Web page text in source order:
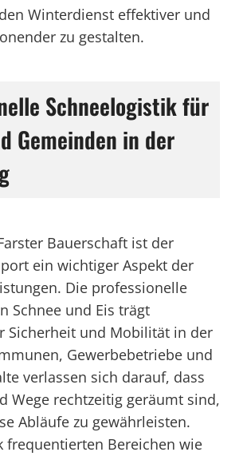
Winterdienst effektiver und
zu gestalten.
Schneelogistik für
Gemeinden in der
Bauerschaft ist der
ein wichtiger Aspekt der
Die professionelle
Schnee und Eis trägt
Sicherheit und Mobilität in der
Gewerbebetriebe und
verlassen sich darauf, dass
Wege rechtzeitig geräumt sind,
Abläufe zu gewährleisten.
frequentierten Bereichen wie